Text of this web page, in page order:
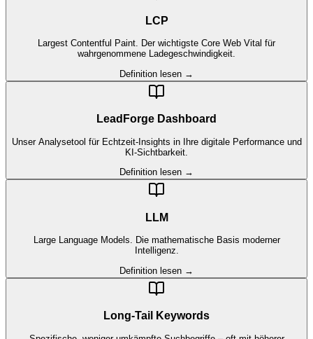
LCP
Largest Contentful Paint. Der wichtigste Core Web Vital für
wahrgenommene Ladegeschwindigkeit.
Definition lesen →
LeadForge Dashboard
Unser Analysetool für Echtzeit-Insights in Ihre digitale Performance und
KI-Sichtbarkeit.
Definition lesen →
LLM
Large Language Models. Die mathematische Basis moderner
Intelligenz.
Definition lesen →
Long-Tail Keywords